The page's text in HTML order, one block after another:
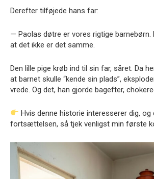
Derefter tilføjede hans far:
— Paolas døtre er vores rigtige barnebørn.
at det ikke er det samme.
Den lille pige krøb ind til sin far, såret. Da
at barnet skulle “kende sin plads”,
vrede. Og det, han gjorde bagefter,
Hvis denne historie interesserer dig,
fortsættelsen, så tjek venligst min første